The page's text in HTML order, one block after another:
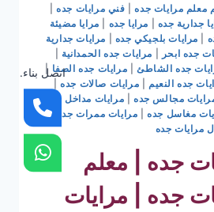
معلم مرايات جده| فني مرايات جده|
جدارية جده مرايا جده
مرايا مضيئة
مرايات بلجيكي جده
مرايات جدارية
جده ابحر مرايات جده الحمدانية
جده الشاطئ مرايات جده الصفا |
جده النعيم مرايات صالات جده|
مجالس جده مرايات مداخل جده
|
مغاسل جده| مرايات ممرات جده
|
مرايات جده
جده | معلم
جده | مرايات
اتصل بناء.